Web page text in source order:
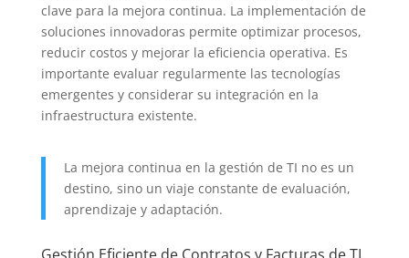
clave para la mejora continua. La implementación de
soluciones innovadoras permite optimizar procesos,
reducir costos y mejorar la eficiencia operativa. Es
importante evaluar regularmente las tecnologías
emergentes y considerar su integración en la
infraestructura existente.
La mejora continua en la gestión de TI no es un
destino, sino un viaje constante de evaluación,
aprendizaje y adaptación.